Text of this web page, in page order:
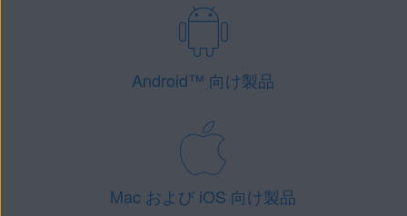
Android™ 向け製品
Mac および iOS 向け製品